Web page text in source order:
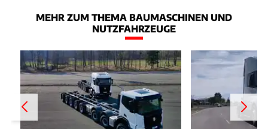
MEHR ZUM THEMA BAUMASCHINEN UND
NUTZFAHRZEUGE